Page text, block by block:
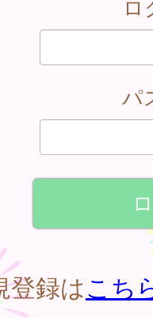
ロ
パ
登録はこち